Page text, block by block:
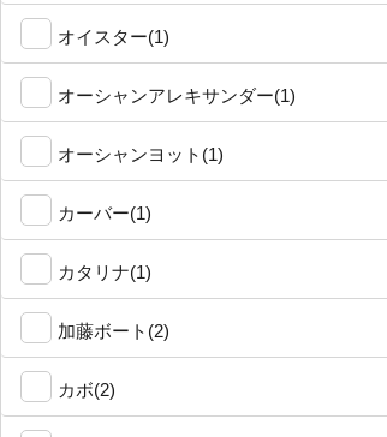
オイスター(1)
オーシャンアレキサンダー(1)
オーシャンヨット(1)
カーバー(1)
カタリナ(1)
加藤ボート(2)
カボ(2)